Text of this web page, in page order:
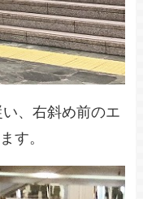
い、右斜め前のエ
す。